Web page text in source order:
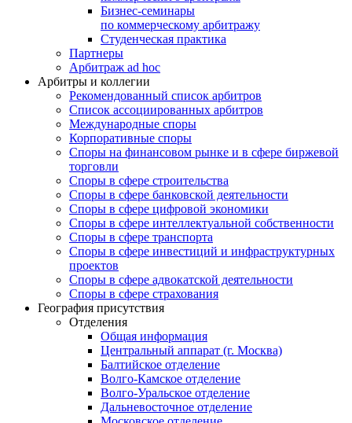
Бизнес-семинары
по коммерческому арбитражу
Студенческая практика
Партнеры
Арбитраж ad hoc
Арбитры и коллегии
Рекомендованный список арбитров
Список ассоциированных арбитров
Международные споры
Корпоративные споры
Споры на финансовом рынке и в сфере биржевой
торговли
Споры в сфере строительства
Споры в сфере банковской деятельности
Споры в сфере цифровой экономики
Споры в сфере интеллектуальной собственности
Споры в сфере транспорта
Cпоры в сфере инвестиций и инфраструктурных
проектов
Споры в сфере адвокатской деятельности
Споры в сфере страхования
География присутствия
Отделения
Общая информация
Центральный аппарат (г. Москва)
Балтийское отделение
Волго-Камское отделение
Волго-Уральское отделение
Дальневосточное отделение